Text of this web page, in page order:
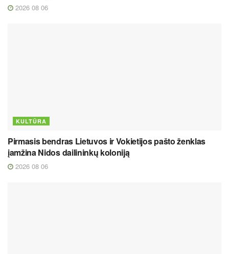
2026 08 06
KULTŪRA
Pirmasis bendras Lietuvos ir Vokietijos pašto ženklas
įamžina Nidos dailininkų koloniją
2026 08 06